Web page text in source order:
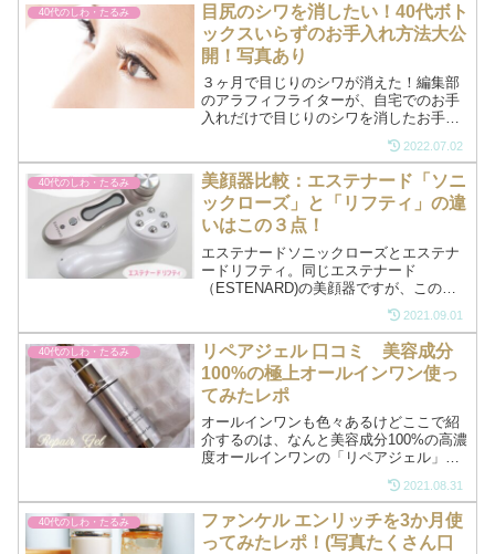
40代のしわ・たるみ
目尻のシワを消したい！40代ボト
ックスいらずのお手入れ方法大公
開！写真あり
３ヶ月で目じりのシワが消えた！編集部
のアラフィフライターが、自宅でのお手
入れだけで目じりのシワを消したお手入
れ方法を写真付きで紹介しています。シ
ワが気になる人はマネしてみては？カラ
スの足跡がかなりうすくなっています
よ！お手入れ用の化粧品も公開していま
す。
2022.07.02
40代のしわ・たるみ
美顔器比較：エステナード「ソニ
ックローズ」と「リフティ」の違
いはこの３点！
エステナードソニックローズとエステナ
ードリフティ。同じエステナード
（ESTENARD)の美顔器ですが、この２
機はそれぞれ肌にちがったアプローチを
します。今回は３つの違う点を説明しま
すね。（リフティを使ってみた口コミは
こちら ）リフティ公式>...
2021.09.01
40代のしわ・たるみ
リペアジェル 口コミ 美容成分
100%の極上オールインワン使っ
てみたレポ
オールインワンも色々あるけどここで紹
介するのは、なんと美容成分100%の高濃
度オールインワンの「リペアジェル」。
目元の乾燥小じわやたるみへの効果が認
められ、世界的な賞を5年連続で受賞して
いるハイクオリティなジェルです。その
スゴ技をお伝えしま...
2021.08.31
40代のしわ・たるみ
ファンケル エンリッチを3か月使
ってみたレポ！(写真たくさん口